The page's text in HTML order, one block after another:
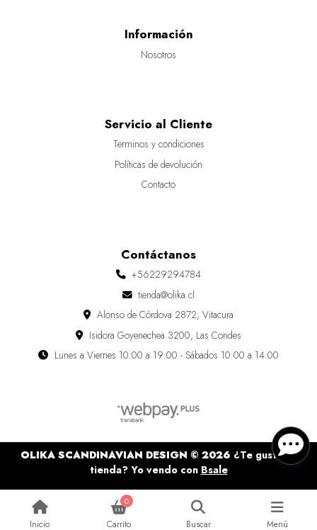
Información
Nosotros
Servicio al Cliente
Terminos y condiciones
Políticas de devolución
Contacto
Contáctanos
+56229294784
tienda@olika.cl
Alonso de Córdova 2872, Vitacura
Isidora Goyenechea 3200, Las Condes
Lunes a Viernes 10:00 a 19:00 - Sábados 10:00 a 14:00
OLIKA SCANDINAVIAN DESIGN © 2026 ¿Te gusta mi
tienda? Yo vendo con Bsale
Inicio
0
Carrito Buscar Menú